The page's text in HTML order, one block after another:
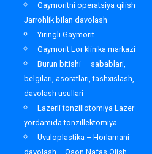
Gaymoritni operatsiya qilish
Jarrohlik bilan davolash
Yiringli Gaymorit
Gaymorit Lor klinika markazi
Burun bitishi — sabablari,
belgilari, asoratlari, tashxislash,
davolash usullari
Lazerli tonzillotomiya Lazer
yordamida tonzillektomiya
Uvuloplastika – Horlamani
davolash – Oson Nafas Olish